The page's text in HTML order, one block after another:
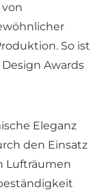
So ist
Awards
Eleganz
den Einsatz
Lufträumen